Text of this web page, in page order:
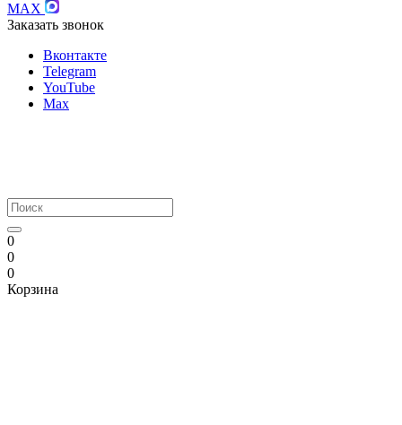
MAX
Заказать звонок
Вконтакте
Telegram
YouTube
Max
0
0
0
Корзина